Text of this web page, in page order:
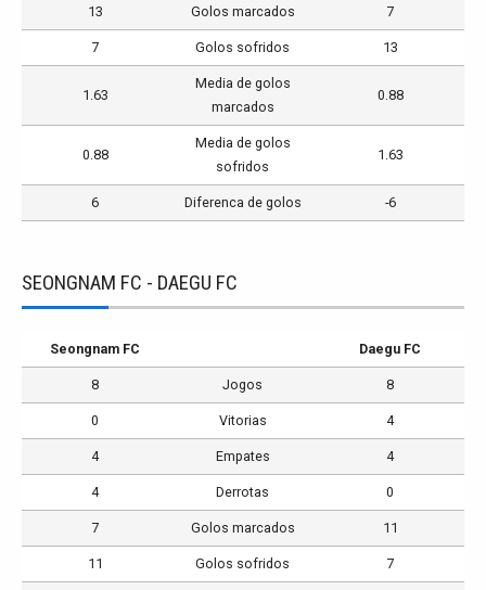
13 Golos marcados 7
7 Golos sofridos 13
1.63
Media de golos
marcados
0.88
0.88
Media de golos
sofridos
1.63
6 Diferenca de golos -6
SEONGNAM FC - DAEGU FC
Seongnam FC Daegu FC
8 Jogos 8
0 Vitorias 4
4 Empates 4
4 Derrotas 0
7 Golos marcados 11
11 Golos sofridos 7